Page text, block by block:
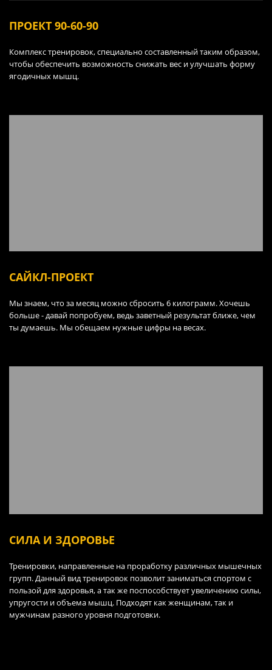
ПРОЕКТ 90-60-90
Комплекс тренировок, специально составленный таким образом,
чтобы обеспечить возможность снижать вес и улучшать форму
ягодичных мышц.
САЙКЛ-ПРОЕКТ
Мы знаем, что за месяц можно сбросить 6 килограмм. Хочешь
больше - давай попробуем, ведь заветный результат ближе, чем
ты думаешь. Мы обещаем нужные цифры на весах.
СИЛА И ЗДОРОВЬЕ
Тренировки, направленные на проработку различных мышечных
групп. Данный вид тренировок позволит заниматься спортом с
пользой для здоровья, а так же поспособствует увеличению силы,
упругости и объема мышц. Подходят как женщинам, так и
мужчинам разного уровня подготовки.